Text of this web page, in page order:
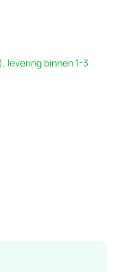
levering binnen 1-3